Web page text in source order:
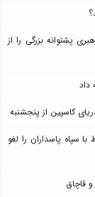
پشتوانه بزرگی را از
داد
سپاه پاسداران را لغو
قاچاق